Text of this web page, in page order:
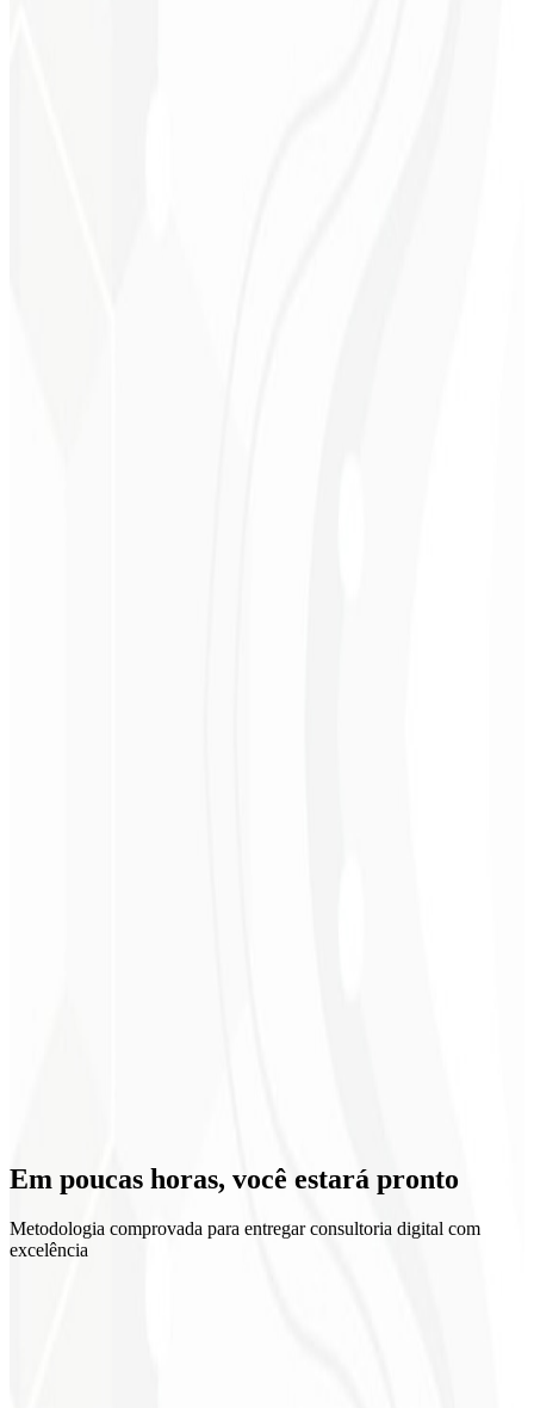
Time alinhado
Em poucas horas, você estará pronto
Metodologia comprovada para entregar consultoria digital com
excelência